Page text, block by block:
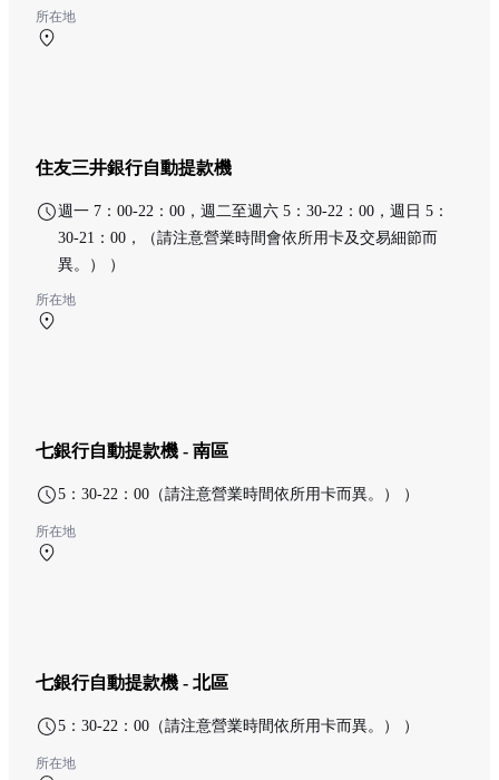
所在地
住友三井銀行自動提款機
週一 7：00-22：00，週二至週六 5：30-22：00，週日 5：
30-21：00，（請注意營業時間會依所用卡及交易細節而
異。） ）
所在地
七銀行自動提款機 - 南區
5：30-22：00（請注意營業時間依所用卡而異。） ）
所在地
七銀行自動提款機 - 北區
5：30-22：00（請注意營業時間依所用卡而異。） ）
所在地